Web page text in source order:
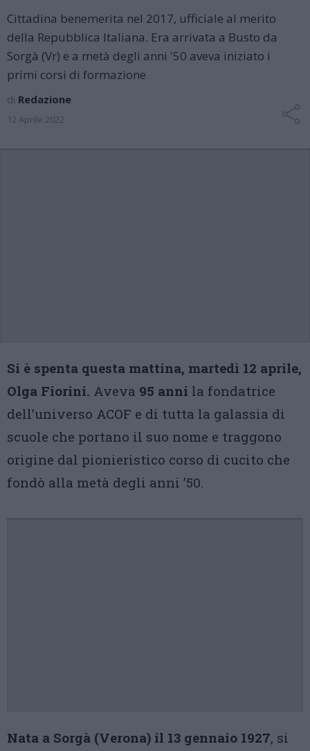
Cittadina benemerita nel 2017, ufficiale al merito
della Repubblica Italiana. Era arrivata a Busto da
Sorgà (Vr) e a metà degli anni '50 aveva iniziato i
primi corsi di formazione
di Redazione
12 Aprile 2022
Si è spenta questa mattina, martedì 12 aprile,
Olga Fiorini. Aveva 95 anni la fondatrice
dell’universo ACOF e di tutta la galassia di
scuole che portano il suo nome e traggono
origine dal pionieristico corso di cucito che
fondò alla metà degli anni ’50.
Nata a Sorgà (Verona) il 13 gennaio 1927, si